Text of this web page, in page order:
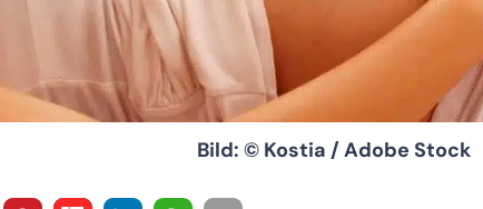
Bild: © Kostia / Adobe Stock